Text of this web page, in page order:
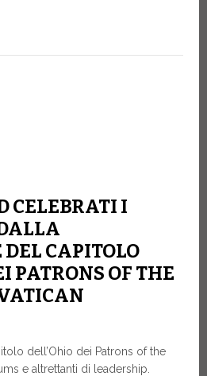
CELEBRATI I
CAPITOLO
PATRONS OF THE
dell’Ohio dei Patrons of the
e altrettanti di leadership.